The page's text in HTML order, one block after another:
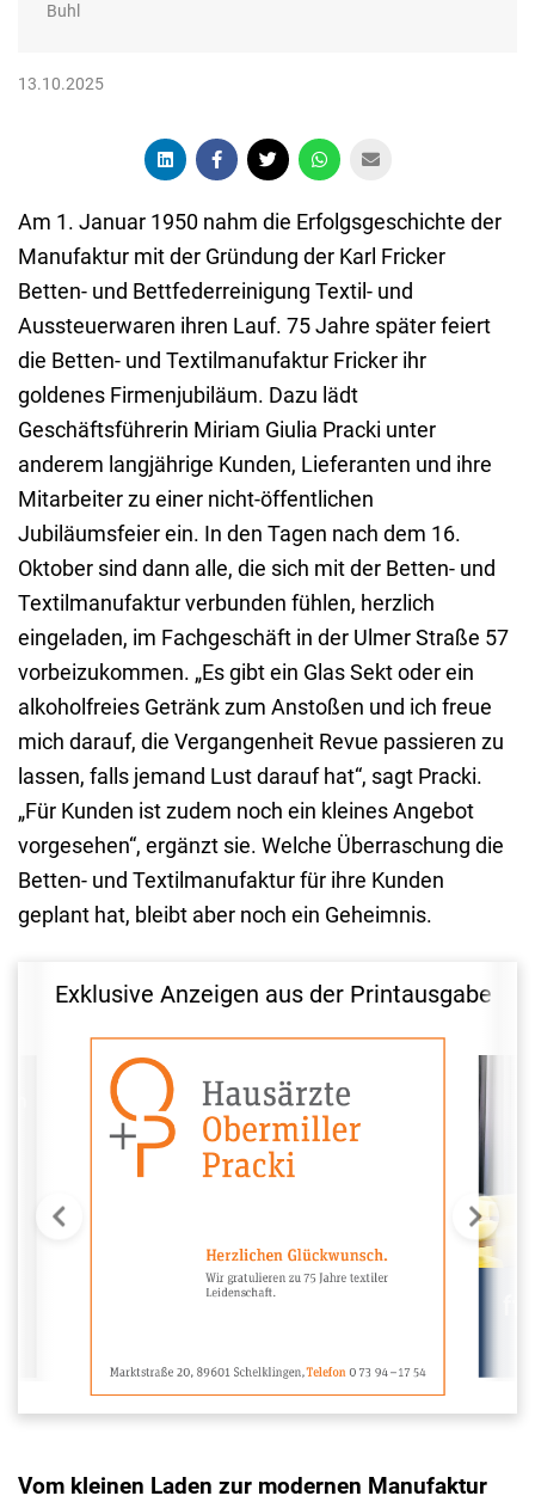
Buhl
13.10.2025
Am 1. Januar 1950 nahm die Erfolgsgeschichte der
Manufaktur mit der Gründung der Karl Fricker
Betten- und Bettfederreinigung Textil- und
Aussteuerwaren ihren Lauf. 75 Jahre später feiert
die Betten- und Textilmanufaktur Fricker ihr
goldenes Firmenjubiläum. Dazu lädt
Geschäftsführerin Miriam Giulia Pracki unter
anderem langjährige Kunden, Lieferanten und ihre
Mitarbeiter zu einer nicht-öffentlichen
Jubiläumsfeier ein. In den Tagen nach dem 16.
Oktober sind dann alle, die sich mit der Betten- und
Textilmanufaktur verbunden fühlen, herzlich
eingeladen, im Fachgeschäft in der Ulmer Straße 57
vorbeizukommen. „Es gibt ein Glas Sekt oder ein
alkoholfreies Getränk zum Anstoßen und ich freue
mich darauf, die Vergangenheit Revue passieren zu
lassen, falls jemand Lust darauf hat“, sagt Pracki.
„Für Kunden ist zudem noch ein kleines Angebot
vorgesehen“, ergänzt sie. Welche Überraschung die
Betten- und Textilmanufaktur für ihre Kunden
geplant hat, bleibt aber noch ein Geheimnis.
Exklusive Anzeigen aus der Printausgabe
Vom kleinen Laden zur modernen Manufaktur